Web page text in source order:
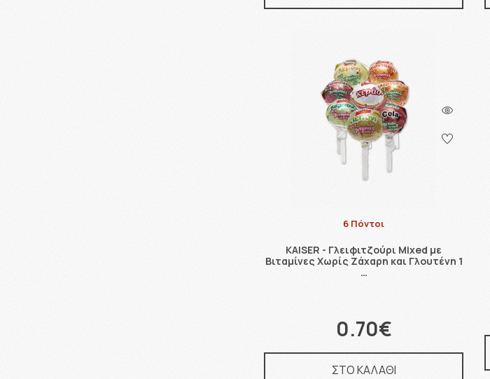
6 Πόντοι
KAISER - Γλειφιτζούρι Mixed με
Βιταμίνες Χωρίς Ζάχαρη και Γλουτένη 1
…
0.70€
ΣΤΟ ΚΑΛΑΘΙ